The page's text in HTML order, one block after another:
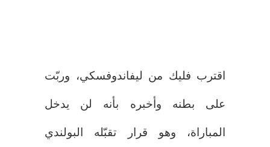
اقترب فليك من ليفاندوفسكي، وربّت
على بطنه وأخبره بأنه لن يدخل
المباراة، وهو قرار تقبّله البولندي